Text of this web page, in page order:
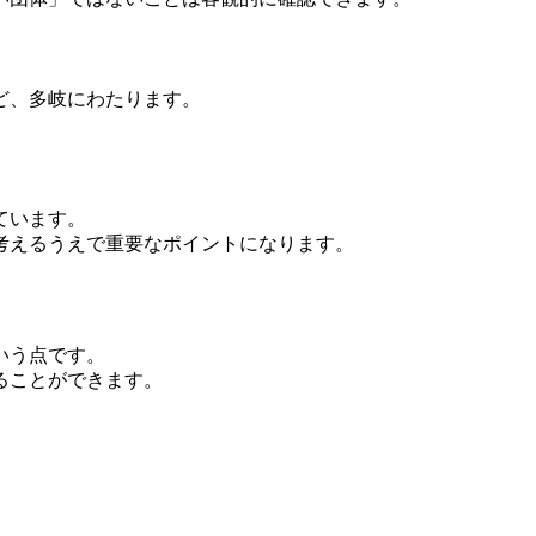
多岐にわたります。
ます。
るうえで重要なポイントになります。
点です。
とができます。